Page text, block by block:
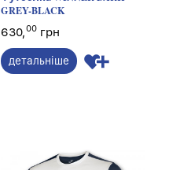
GREY-BLACK
630,00 грн
детальніше